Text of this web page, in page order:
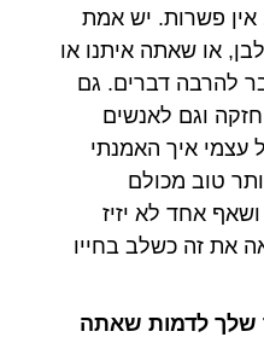
אין פשרות. יש אמת
או שאתה איתנו או
להרבה דברים. גם
חזקה וגם לאנשים
עצמי איך האמנתי
יותר טוב מכולם
אחד לא יזיז
את זה כשלב בחייו
שלך לדמות שאתה